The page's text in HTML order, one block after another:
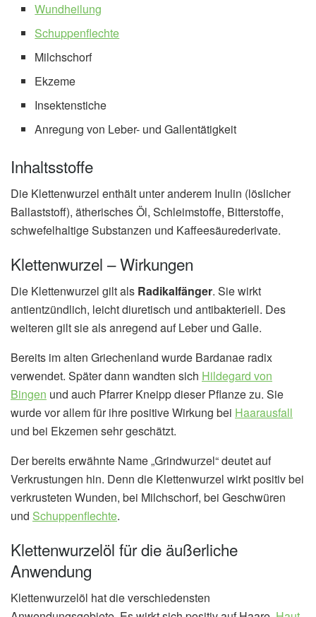
Wundheilung
Schuppenflechte
Milchschorf
Ekzeme
Insektenstiche
Anregung von Leber- und Gallentätigkeit
Inhaltsstoffe
Die Klettenwurzel enthält unter anderem Inulin (löslicher
Ballaststoff), ätherisches Öl, Schleimstoffe, Bitterstoffe,
schwefelhaltige Substanzen und Kaffeesäurederivate.
Klettenwurzel – Wirkungen
Die Klettenwurzel gilt als Radikalfänger. Sie wirkt
antientzündlich, leicht diuretisch und antibakteriell. Des
weiteren gilt sie als anregend auf Leber und Galle.
Bereits im alten Griechenland wurde Bardanae radix
verwendet. Später dann wandten sich Hildegard von
Bingen und auch Pfarrer Kneipp dieser Pflanze zu. Sie
wurde vor allem für ihre positive Wirkung bei Haarausfall
und bei Ekzemen sehr geschätzt.
Der bereits erwähnte Name „Grindwurzel“ deutet auf
Verkrustungen hin. Denn die Klettenwurzel wirkt positiv bei
verkrusteten Wunden, bei Milchschorf, bei Geschwüren
und Schuppenflechte.
Klettenwurzelöl für die äußerliche
Anwendung
Klettenwurzelöl hat die verschiedensten